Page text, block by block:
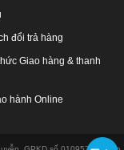
đổi trả hàng
Giao hàng & thanh
hành Online